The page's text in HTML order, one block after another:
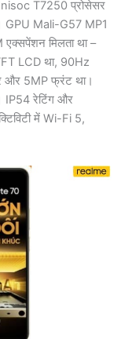
T7250 प्रोसेसर
GPU Mali-G57 MP1
मिलता था –
LCD था, 90Hz
और 5MP फ्रंट था।
IP54 रेटिंग और
में Wi-Fi 5,